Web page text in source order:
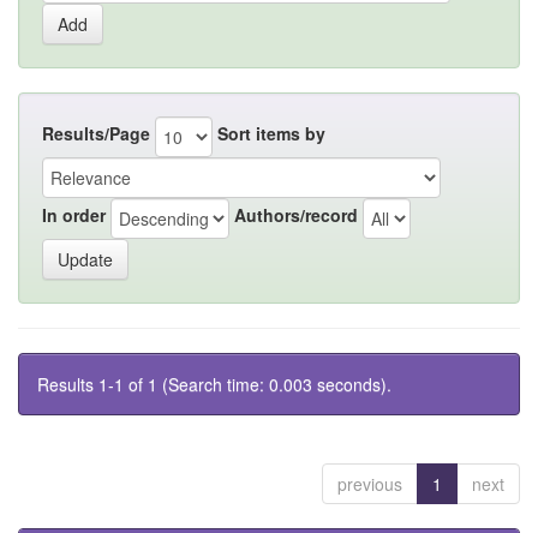
Results/Page Sort items by
In order Authors/record
Results 1-1 of 1 (Search time: 0.003 seconds).
previous 1 next